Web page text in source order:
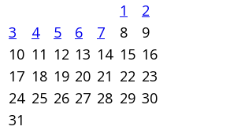
1
2
3
4 5 6 7 8
9
10 11 12 13 14 15 16
17 18 19 20 21 22 23
24 25 26 27 28 29 30
31